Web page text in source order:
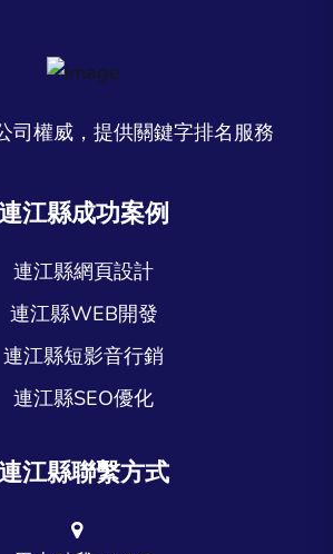
司權威，提供關鍵字排名服務
江縣成功案例
連江縣網頁設計
連江縣WEB開發
連江縣短影音行銷
連江縣SEO優化
江縣聯繫方式